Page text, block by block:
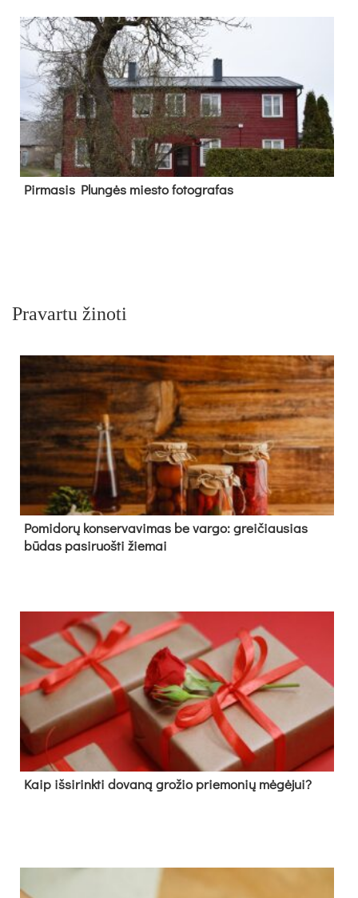
Pir­ma­sis Plun­gės mies­to fo­tog­ra­fas
Pravartu žinoti
Pomidorų konservavimas be vargo: greičiausias
būdas pasiruošti žiemai
Kaip išsirinkti dovaną grožio priemonių mėgėjui?